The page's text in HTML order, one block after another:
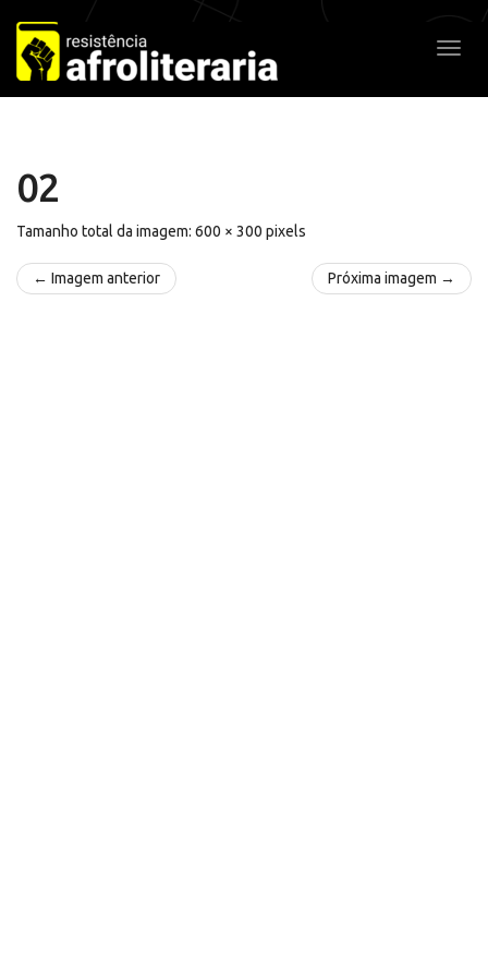
Pular
para
o
conteúdo
02
Tamanho total da imagem: 600 × 300 pixels
← Imagem anterior Próxima imagem →